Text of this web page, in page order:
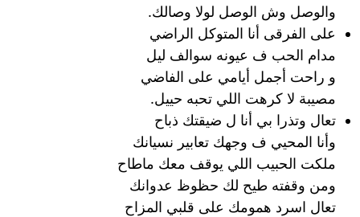
واﻟﻮﺻﻞ ﻭﺵ الوصل لولا وصالك.
على الفرقى أنا المتوكل الراضي
مدام الحب ف عيونه سوالف ليل
و راحت أجمل أيامي على الفاضي
مصيبة لا كرهت اللي تحبه حييل.
تعال وتذرا بي أنا ل ضيقتك ذباح
وأنا المحيي ف وجهك تعابير نسيانك
ملكت الحبيب اللي يوقف معك ماطاح
ومن وقفته طيح لك حظوظ عدوانك
تعال اسرد همومك على قلبي المزاح